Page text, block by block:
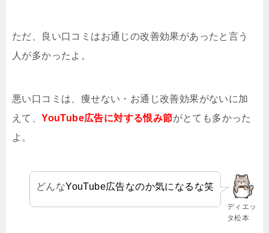
ただ、良い口コミはお通じの改善効果があったと言う
人が多かったよ。
悪い口コミは、痩せない・お通じ改善効果がないに加
えて、 YouTube広告に対する恨み節がとても多かった
よ。
ディエッ
タ松本
どんなYouTube広告なのか気になるな笑